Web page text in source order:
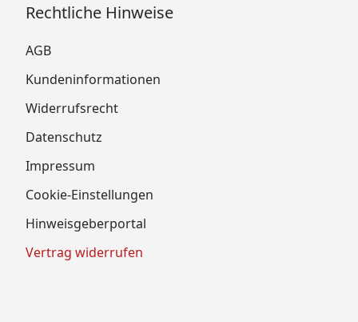
Rechtliche Hinweise
AGB
Kundeninformationen
Widerrufsrecht
Datenschutz
Impressum
Cookie-Einstellungen
Hinweisgeberportal
Vertrag widerrufen